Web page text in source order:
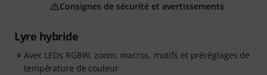
Lyre hybride
Avec LEDs RGBW, zoom, macros, motifs et préréglages de
température de couleur
Consignes de sécurité et avertissements